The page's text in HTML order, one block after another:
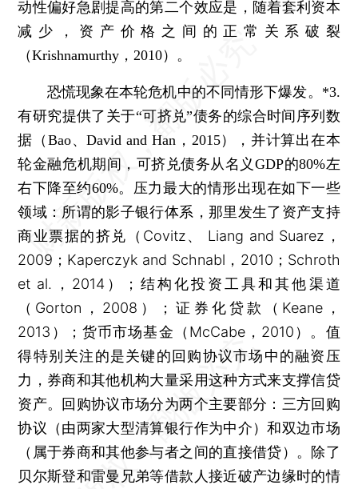
动性偏好急剧提高的第二个效应是，随着套利资本
减少，资产价格之间的正常关系破裂
（Krishnamurthy，2010）。
恐慌现象在本轮危机中的不同情形下爆发。 *3.
有研究提供了关于“可挤兑”债务的综合时间序列数
据（Bao、David and Han，2015），并计算出在本
轮金融危机期间，可挤兑债务从名义GDP的80%左
右下降至约60%。 压力最大的情形出现在如下一些
领域：所谓的影子银行体系，那里发生了资产支持
商业票据的挤兑（Covitz、 Liang and Suarez，
2009；Kaperczyk and Schnabl，2010；Schroth
et al.，2014）；结构化投资工具和其他渠道
（Gorton，2008）；证券化贷款（Keane，
2013）；货币市场基金（McCabe，2010）。值
得特别关注的是关键的回购协议市场中的融资压
力，券商和其他机构大量采用这种方式来支撑信贷
资产。回购协议市场分为两个主要部分：三方回购
协议（由两家大型清算银行作为中介）和双边市场
（属于券商和其他参与者之间的直接借贷）。除了
贝尔斯登和雷曼兄弟等借款人接近破产边缘时的情